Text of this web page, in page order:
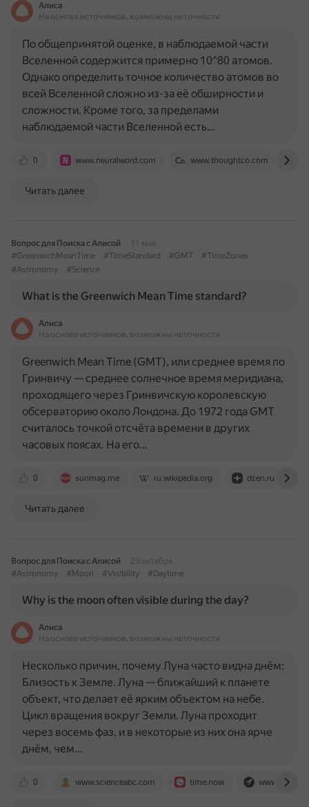
Алиса
На основе источников, возможны неточности
0 www.neuralword.com www.thoughtco.com
По общепринятой оценке, в наблюдаемой части
Вселенной содержится примерно 10^80 атомов.
Однако определить точное количество атомов во
всей Вселенной сложно из-за её обширности и
сложности. Кроме того, за пределами
наблюдаемой части Вселенной есть…
Читать далее
Вопрос для Поиска с Алисой
11 мая
#GreenwichMeanTime
#TimeStandard #GMT
#TimeZones
#Astronomy
#Science
What is the Greenwich Mean Time standard?
Алиса
На основе источников, возможны неточности
0 sunmag.me ru.wikipedia.org dzen.ru
Greenwich Mean Time (GMT), или среднее время по
Гринвичу — среднее солнечное время меридиана,
проходящего через Гринвичскую королевскую
обсерваторию около Лондона. До 1972 года GMT
считалось точкой отсчёта времени в других
часовых поясах. На его…
Читать далее
Вопрос для Поиска с Алисой
23 октября
#Astronomy
#Moon #Visibility #Daytime
Why is the moon often visible during the day?
Алиса
На основе источников, возможны неточности
0 www.scienceabc.com time.now
Несколько причин, почему Луна часто видна днём:
Близость к Земле. Луна — ближайший к планете
объект, что делает её ярким объектом на небе.
Цикл вращения вокруг Земли. Луна проходит
через восемь фаз, и в некоторые из них она ярче
днём, чем…